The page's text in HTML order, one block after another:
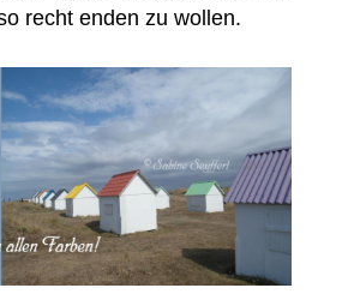
recht enden zu wollen.